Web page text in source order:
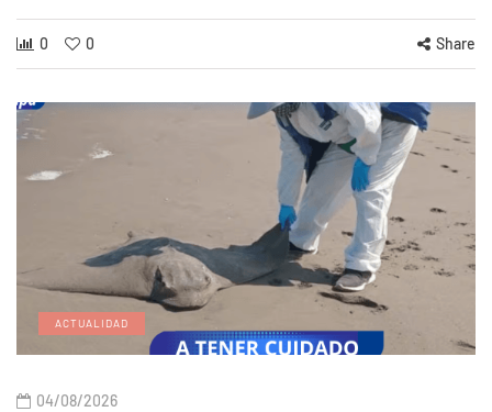
0 0 Share
ACTUALIDAD
04/08/2026